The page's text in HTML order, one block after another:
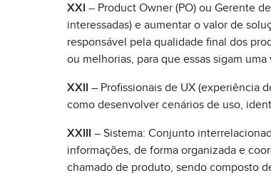
XXI – Product Owner (PO) ou Gerente
interessadas) e aumentar o valor de
responsável pela qualidade final dos
ou melhorias, para que essas sigam
XXII – Profissionais de UX (experiência
como desenvolver cenários de uso,
XXIII – Sistema: Conjunto
informações, de forma organizada e
chamado de produto, sendo composto